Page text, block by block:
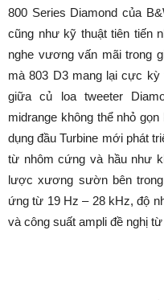
800 Series Diamond của
cũng như kỹ thuật tiên tiến
nghe vương vấn mãi trong
mà 803 D3 mang lại cực
giữa củ loa tweeter
midrange không thể nhỏ
dụng đầu Turbine mới phát
từ nhôm cứng và hầu như
lược xương sườn bên
ứng từ 19 Hz – 28 kHz, độ
và công suất ampli đề nghị